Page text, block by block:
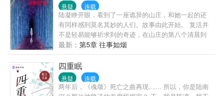
悬疑 连载
陆凝睁开眼，看到了一座诡异的山庄，和她一起的还
有同样感到莫名其妙的人们。故事由此开始。 复活并
不是轻易能够祈求到的奇迹，在山庄的第八个清晨到
来的时候，陆凝知道自己还要继续下去，也必然会继
续下去…… 这是一群亡者试图自深渊归来的旅途记
录。 微恐怖元素，无限流，不强化。 主角陆凝，有时
也会切换别人的视角，但是主角是陆凝（强调） 女主
无cp
最新： 第5章 往事如烟
四重眠
悬疑 连载
两年后，《魂颂》死亡之曲再现…… 所以，你是陆南